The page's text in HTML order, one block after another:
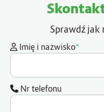
Sprawdź jak
Imię i nazwisko*
Nr telefonu